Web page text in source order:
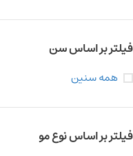
فیلتر بر اساس سن
همه سنین
فیلتر بر اساس نوع مو